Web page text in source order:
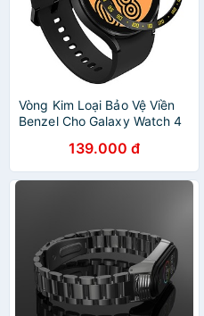
Vòng Kim Loại Bảo Vệ Viền
Benzel Cho Galaxy Watch 4
139.000 đ